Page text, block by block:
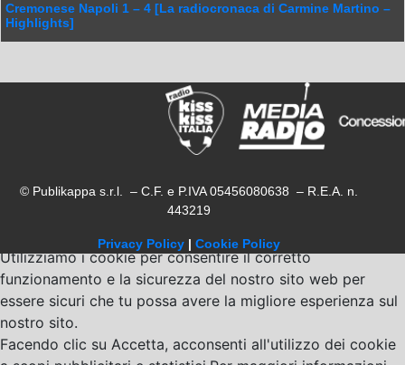
Cremonese Napoli 1 – 4 [La radiocronaca di Carmine Martino –
Highlights]
© Publikappa s.r.l. – C.F. e P.IVA 05456080638 – R.E.A. n.
443219
Privacy Policy | Cookie Policy
Utilizziamo i cookie per consentire il corretto
funzionamento e la sicurezza del nostro sito web per
essere sicuri che tu possa avere la migliore esperienza sul
nostro sito.
Facendo clic su Accetta, acconsenti all'utilizzo dei cookie